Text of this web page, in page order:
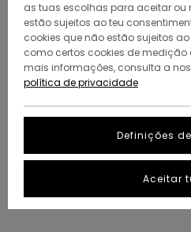
as tuas escolhas para aceitar ou
estão sujeitos ao teu
cookies que não estão sujeitos
como certos cookies de medição
mais informações, consulta a
política de privacidade
Definições
Aceitar